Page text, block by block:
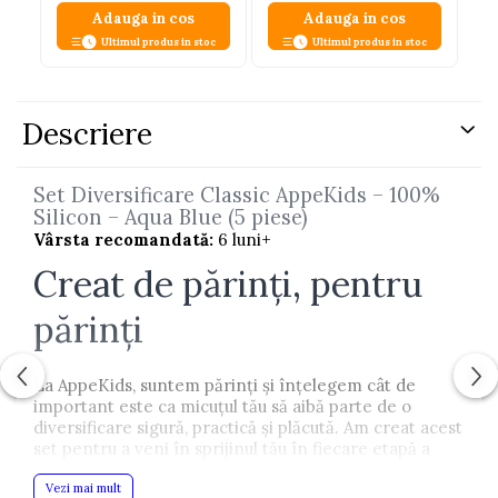
Adauga in cos
Ultimul produs in stoc
Adauga in cos
Ultimul produs in stoc
Descriere
Set Diversificare Classic AppeKids – 100%
Silicon – Aqua Blue (5 piese)
Vârsta recomandată: 6 luni+
Creat de părinți, pentru
părinți
La AppeKids, suntem părinți și înțelegem cât de
important este ca micuțul tău să aibă parte de o
diversificare sigură, practică și plăcută. Am creat acest
set pentru a veni în sprijinul tău în fiecare etapă a
mesei copilului.
Vezi mai mult